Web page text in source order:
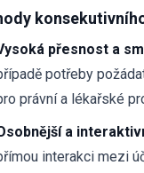
přesnost a
potřeby
právní a lékařské
a
interakci mezi